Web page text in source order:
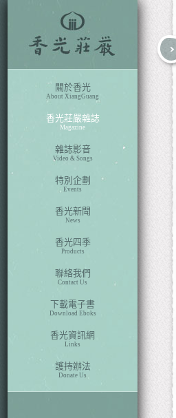
關於香光
About XiangGuang
香光莊嚴雜誌
Magazine
雜誌影音
Video & Songs
特別企劃
Events
香光新聞
News
香光四季
Products
聯絡我們
Contact Us
下載電子書
Download Eboks
香光資訊網
Links
護持辦法
Donate Us